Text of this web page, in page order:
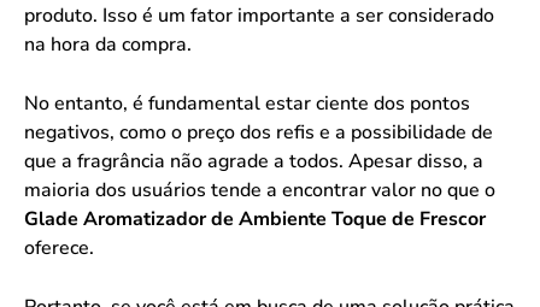
produto. Isso é um fator importante a ser considerado
na hora da compra.
No entanto, é fundamental estar ciente dos pontos
negativos, como o preço dos refis e a possibilidade de
que a fragrância não agrade a todos. Apesar disso, a
maioria dos usuários tende a encontrar valor no que o
Glade Aromatizador de Ambiente Toque de Frescor
oferece.